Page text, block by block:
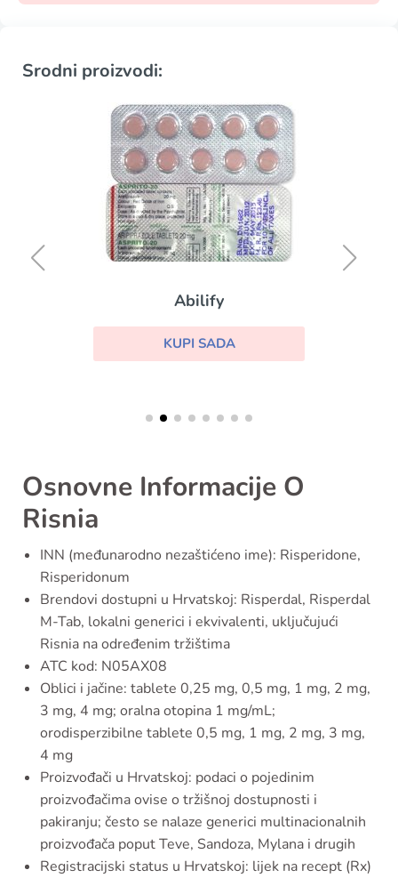
Srodni proizvodi:
Abilify
KUPI SADA
Osnovne Informacije O
Risnia
INN (međunarodno nezaštićeno ime): Risperidone,
Risperidonum
Brendovi dostupni u Hrvatskoj: Risperdal, Risperdal
M-Tab, lokalni generici i ekvivalenti, uključujući
Risnia na određenim tržištima
ATC kod: N05AX08
Oblici i jačine: tablete 0,25 mg, 0,5 mg, 1 mg, 2 mg,
3 mg, 4 mg; oralna otopina 1 mg/mL;
orodisperzibilne tablete 0,5 mg, 1 mg, 2 mg, 3 mg,
4 mg
Proizvođači u Hrvatskoj: podaci o pojedinim
proizvođačima ovise o tržišnoj dostupnosti i
pakiranju; često se nalaze generici multinacionalnih
proizvođača poput Teve, Sandoza, Mylana i drugih
Registracijski status u Hrvatskoj: lijek na recept (Rx)